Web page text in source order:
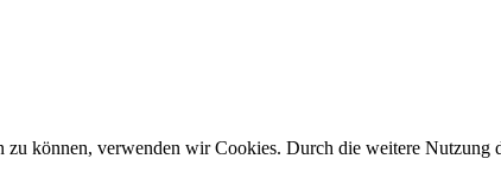
können, verwenden wir Cookies. Durch die weitere